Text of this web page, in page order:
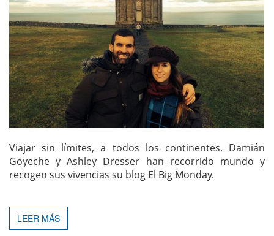
Viajar sin límites, a todos los continentes. Damián
Goyeche y Ashley Dresser han recorrido mundo y
recogen sus vivencias su blog El Big Monday.
LEER MÁS